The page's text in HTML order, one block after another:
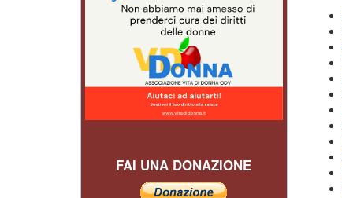
FAI UNA DONAZIONE